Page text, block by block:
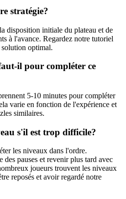
stratégie?
disposition initiale du plateau et de
à l'avance. Regardez notre tutoriel
optimal.
il pour compléter ce
5-10 minutes pour compléter
varie en fonction de l'expérience et
similaires.
s'il est trop difficile?
les niveaux dans l'ordre.
pauses et revenir plus tard avec
joueurs trouvent les niveaux
reposés et avoir regardé notre